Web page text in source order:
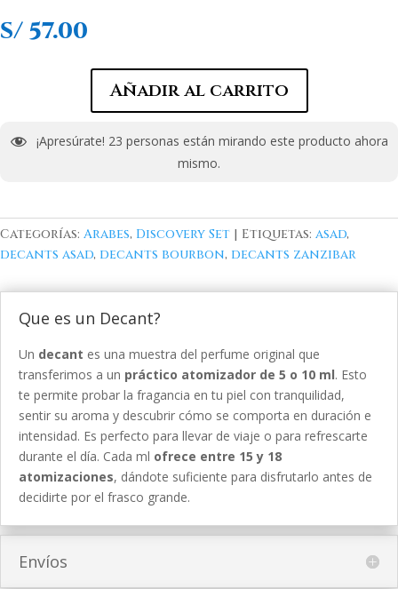
S/ 57.00
Añadir al carrito
¡Apresúrate! 23 personas están mirando este producto ahora
mismo.
Categorías: Arabes, Discovery Set Etiquetas: asad,
decants asad, decants bourbon, decants zanzibar
Que es un Decant?
Un decant es una muestra del perfume original que
transferimos a un práctico atomizador de 5 o 10 ml. Esto
te permite probar la fragancia en tu piel con tranquilidad,
sentir su aroma y descubrir cómo se comporta en duración e
intensidad. Es perfecto para llevar de viaje o para refrescarte
durante el día. Cada ml ofrece entre 15 y 18
atomizaciones, dándote suficiente para disfrutarlo antes de
decidirte por el frasco grande.
Envíos